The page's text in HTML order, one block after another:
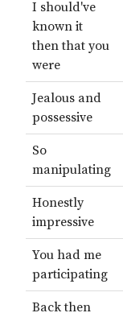
I should've
known it
then that you
were
Jealous and
possessive
So
manipulating
Honestly
impressive
You had me
participating
Back then